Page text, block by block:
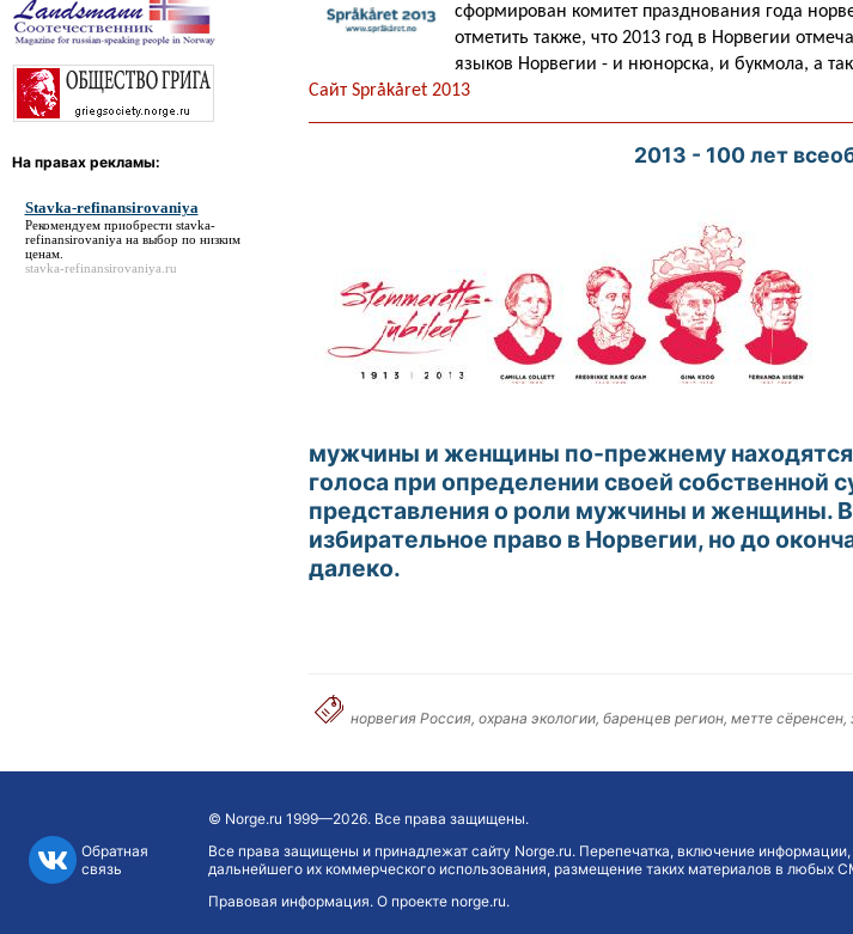
На правах рекламы:
Stavka-refinansirovaniya
Рекомендуем приобрести stavka-
refinansirovaniyaна выбор по низким
ценам.
stavka-refinansirovaniya.ru
сформирован комитет празднования года
отметить также, что 2013 год в Норвегии
языков Норвегии - и нюнорска, и букмола, а
Сайт Språkåret 2013
2013 - 100 лет
мужчины и женщины по-прежнему находятся
голоса при определении своей собственной
представления о роли мужчины и женщины.
избирательное право в Норвегии, но до
далеко.
норвегия Россия, охрана экологии, баренцев регион, метте
Обратная
связь
© Norge.ru 1999—2026. Все права защищены.
Все права защищены и принадлежат сайту Norge.ru. Перепечатка, включение
дальнейшего их коммерческого использования, размещение таких материалов в любых
Правовая информация. О проекте norge.ru.